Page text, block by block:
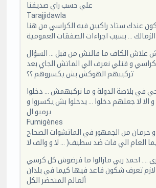
علي حسب راي صديقنا
Tarajjidawla
عندك ستاد راكبين فيه الكراسي من هنا
… بسبب اجراءات الصفقات العمومية
علاش الكاف ما قالتش من قبل … السؤال
و قتلي نعرف الي الماتش الجاي بعد
تركيبهم الهوكش بش يكسروهم ؟؟
في بلاصة الدولة و ما نركبهمش … دخلوا
و الا لا جعلهم دخلوا … يدخلوا بش يكسروا و
يرميو ال
Fumigènes
حرمان من الجمهور في الماتشوات الصحاح
العام الي فات ضد سطيف( … لا و والف لا
…. احمد ربي مازالوا ما فرضوش كل كرسي
لازم تعرف شكون قاعد فيها كيما في بلدان
ألعالم المتحضر الكل